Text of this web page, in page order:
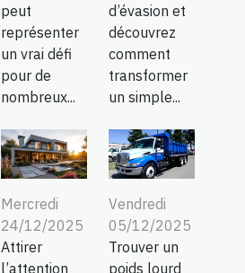
peut
représenter
un vrai défi
pour de
nombreux...
d’évasion et
découvrez
comment
transformer
un simple...
Mercredi
24/12/2025
Attirer
l’attention
Vendredi
05/12/2025
Trouver un
poids lourd